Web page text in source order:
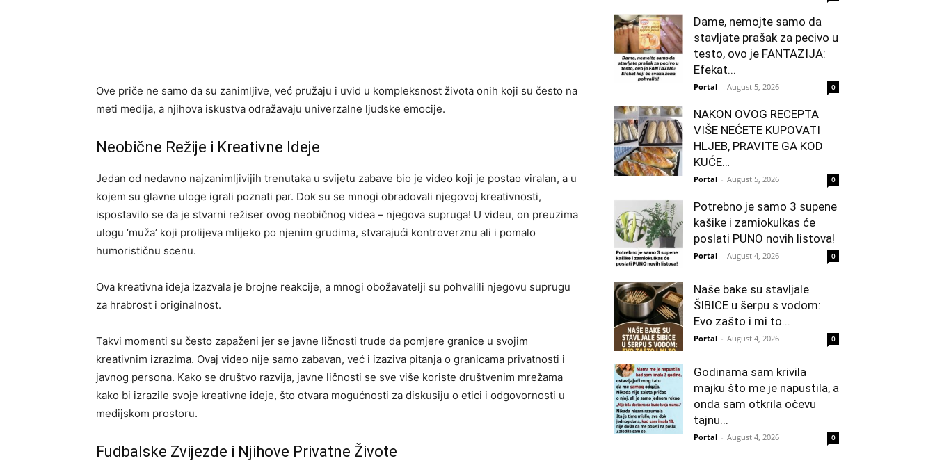
Ove priče ne samo da su zanimljive, već pružaju i uvid u kompleksnost života onih koji su često na
meti medija, a njihova iskustva odražavaju univerzalne ljudske emocije.
Neobične Režije i Kreativne Ideje
Jedan od nedavno najzanimljivijih trenutaka u svijetu zabave bio je video koji je postao viralan, a u
kojem su glavne uloge igrali poznati par. Dok su se mnogi obradovali njegovoj kreativnosti,
ispostavilo se da je stvarni režiser ovog neobičnog videa – njegova supruga! U videu, on preuzima
ulogu ‘muža’ koji prolijeva mlijeko po njenim grudima, stvarajući kontroverznu ali i pomalo
humorističnu scenu.
Ova kreativna ideja izazvala je brojne reakcije, a mnogi obožavatelji su pohvalili njegovu suprugu
za hrabrost i originalnost.
Takvi momenti su često zapaženi jer se javne ličnosti trude da pomjere granice u svojim
kreativnim izrazima. Ovaj video nije samo zabavan, već i izaziva pitanja o granicama privatnosti i
javnog persona. Kako se društvo razvija, javne ličnosti se sve više koriste društvenim mrežama
kako bi izrazile svoje kreativne ideje, što otvara mogućnosti za diskusiju o etici i odgovornosti u
medijskom prostoru.
Fudbalske Zvijezde i Njihove Privatne Živote
Dame, nemojte samo da
stavljate prašak za pecivo u
testo, ovo je FANTAZIJA:
Efekat...
Portal - August 5, 2026 0
NAKON OVOG RECEPTA
VIŠE NEĆETE KUPOVATI
HLJEB, PRAVITE GA KOD
KUĆE…
Portal - August 5, 2026 0
Potrebno je samo 3 supene
kašike i zamiokulkas će
poslati PUNO novih listova!
Portal - August 4, 2026 0
Naše bake su stavljale
ŠIBICE u šerpu s vodom:
Evo zašto i mi to...
Portal - August 4, 2026 0
Godinama sam krivila
majku što me je napustila, a
onda sam otkrila očevu
tajnu...
Portal - August 4, 2026 0